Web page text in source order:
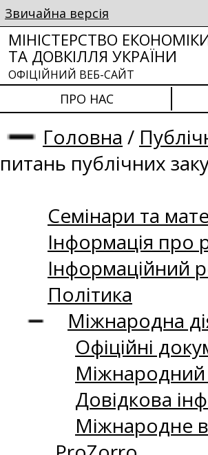
Звичайна версія
МІНІСТЕРСТВО
ТА ДОВКІЛЛЯ УКРАЇНИ
ОФІЦІЙНИЙ ВЕБ-САЙТ
ПРО НАС
Головна /
питань публічних
Семінари та
Інформація про
Інформаційний
Політика
Міжнародна
Офіційні
Міжнародний
Довідкова
Міжнародне